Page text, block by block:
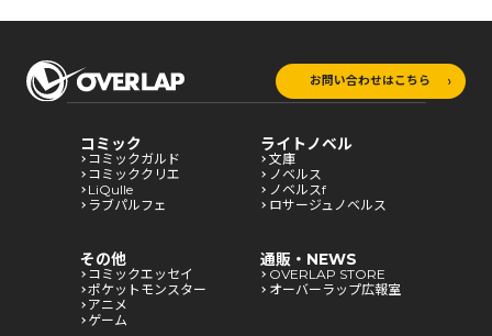
お問い合わせはこちら
コミック
コミックガルド
コミッククリエ
LiQulle
ラブパルフェ
ライトノベル
文庫
ノベルス
ノベルスf
ロサージュノベルス
その他
コミックエッセイ
ポケットモンスター
アニメ
ゲーム
通販・NEWS
OVERLAP STORE
オーバーラップ広報室